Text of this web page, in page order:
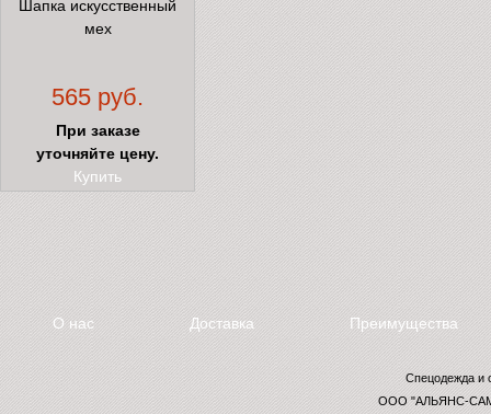
Шапка искусственный
мех
565 руб.
При заказе
уточняйте цену.
Купить
О нас Доставка Преимущества
Спецодежда и
ООО "АЛЬЯНС-